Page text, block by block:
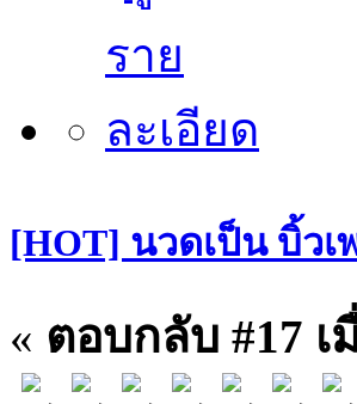
[HOT] นวดเป็น บิ้วเ
« ตอบกลับ #17 เ